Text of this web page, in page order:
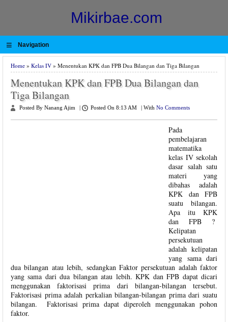
Mikirbae.com
≡ Navigation
Home » Kelas IV » Menentukan KPK dan FPB Dua Bilangan dan Tiga Bilangan
Menentukan KPK dan FPB Dua Bilangan dan
Tiga Bilangan
Posted By Nanang Ajim Posted On 8:13 AM With No Comments
Pada
pembelajaran
matematika
kelas IV sekolah
dasar salah satu
materi yang
dibahas adalah
KPK dan FPB
suatu bilangan.
Apa itu KPK
dan FPB ?
Kelipatan
persekutuan
adalah kelipatan
yang sama dari
dua bilangan atau lebih, sedangkan Faktor persekutuan adalah faktor
yang sama dari dua bilangan atau lebih. KPK dan FPB dapat dicari
menggunakan faktorisasi prima dari bilangan-bilangan tersebut.
Faktorisasi prima adalah perkalian bilangan-bilangan prima dari suatu
bilangan. Faktorisasi prima dapat diperoleh menggunakan pohon
faktor.